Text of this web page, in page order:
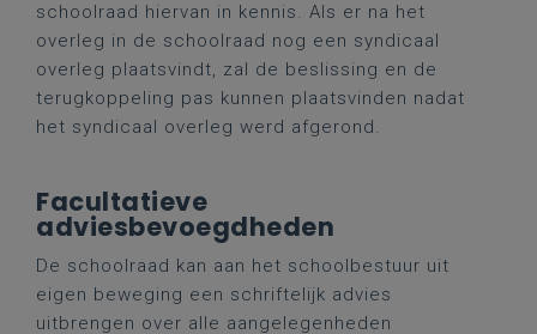
schoolraad hiervan in kennis. Als er na het
overleg in de schoolraad nog een syndicaal
overleg plaatsvindt, zal de beslissing en de
terugkoppeling pas kunnen plaatsvinden nadat
het syndicaal overleg werd afgerond.
Facultatieve
adviesbevoegdheden
De schoolraad kan aan het schoolbestuur uit
eigen beweging een schriftelijk advies
uitbrengen over alle aangelegenheden